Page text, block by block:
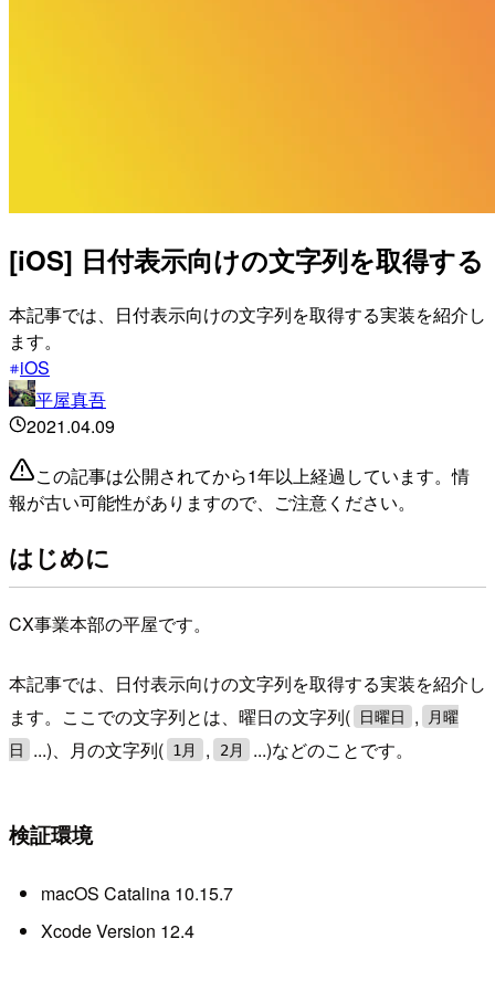
[iOS] 日付表示向けの文字列を取得する
本記事では、日付表示向けの文字列を取得する実装を紹介し
ます。
iOS
平屋真吾
2021.04.09
この記事は公開されてから1年以上経過しています。情
報が古い可能性がありますので、ご注意ください。
はじめに
CX事業本部の平屋です。
本記事では、日付表示向けの文字列を取得する実装を紹介し
ます。ここでの文字列とは、曜日の文字列(
日曜日 ,
月曜
日
...)、月の文字列( 1月 , 2月 ...)などのことです。
検証環境
macOS Catalina 10.15.7
Xcode Version 12.4